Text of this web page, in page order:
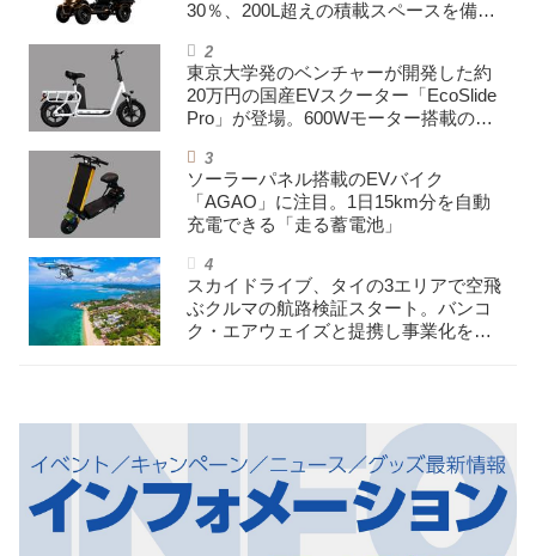
30％、200L超えの積載スペースを備え
東京大学発のベンチャーが開発した約
20万円の国産EVスクーター「EcoSlide
Pro」が登場。600Wモーター搭載のハ
ソーラーパネル搭載のEVバイク
「AGAO」に注目。1日15km分を自動
充電できる「走る蓄電池」
スカイドライブ、タイの3エリアで空飛
ぶクルマの航路検証スタート。バンコ
ク・エアウェイズと提携し事業化を目